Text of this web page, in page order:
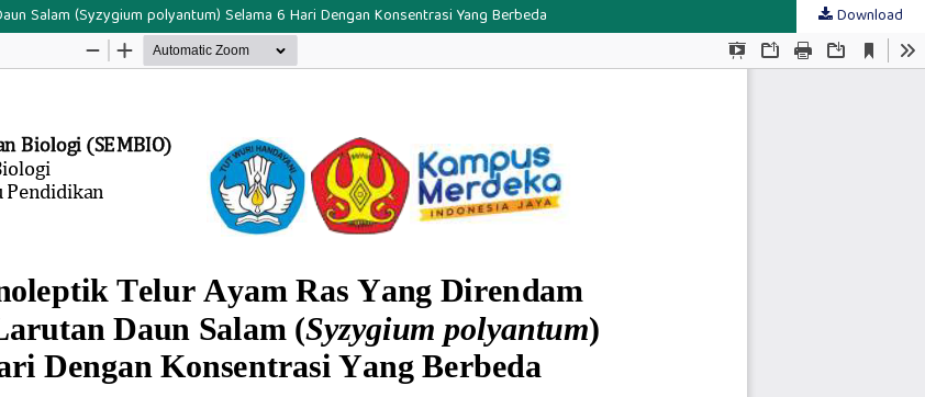
Salam (Syzygium polyantum) Selama 6 Hari Dengan Konsentrasi Yang Berbeda Download